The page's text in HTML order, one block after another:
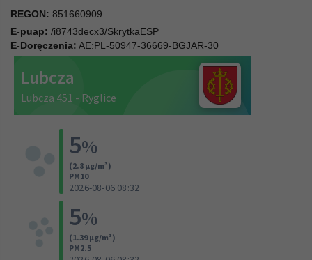
REGON: 851660909
E-puap: /i8743decx3/SkrytkaESP
E-Doręczenia: AE:PL-50947-36669-BGJAR-30